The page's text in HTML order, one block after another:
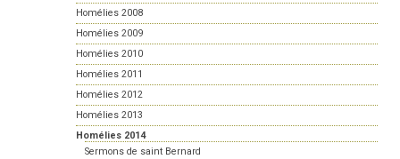
Homélies 2008
Homélies 2009
Homélies 2010
Homélies 2011
Homélies 2012
Homélies 2013
Homélies 2014
Sermons de saint Bernard